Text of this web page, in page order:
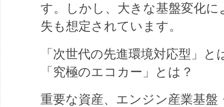
す。しかし、大きな基盤変化
失も想定されています。
「次世代の先進環境対応型」と
「究極のエコカー」とは？
重要な資産、エンジン産業基